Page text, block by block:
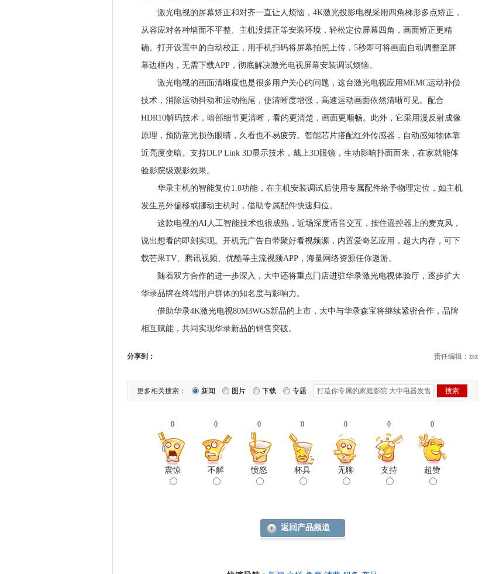
激光电视的屏幕矫正和对齐一直让人烦恼，4K激光投影电视采用四角梯形多点矫正，
从容应对各种墙面不平整、主机没摆正等安装环境，轻松定位屏幕四角，画面矫正更精
确。打开设置中的自动校正，用手机扫码将屏幕拍照上传，5秒即可将画面自动调整至屏
幕边框内，无需下载APP，彻底解决激光电视屏幕安装调试烦恼。
激光电视的画面清晰度也是很多用户关心的问题，这台激光电视应用MEMC运动补偿
技术，消除运动抖动和运动拖尾，使清晰度增强，高速运动画面依然清晰可见。配合
HDR10解码技术，暗部细节更清晰，看的更清楚，画面更顺畅。此外，它采用漫反射成像
原理，预防蓝光损伤眼睛，久看也不易疲劳。智能芯片搭配红外传感器，自动感知物体靠
近亮度变暗。支持DLP Link 3D显示技术，戴上3D眼镜，生动影响扑面而来，在家就能体
验影院级观影效果。
华录主机的智能复位1.0功能，在主机安装调试后使用专属配件给予物理定位，如主机
发生意外偏移或挪动主机时，借助专属配件快速归位。
这款电视的AI人工智能技术也很成熟，近场深度语音交互，按住遥控器上的麦克风，
说出想看的即刻实现。开机无广告自带聚好看视频源，内置爱奇艺应用，超大内存，可下
载芒果TV、腾讯视频、优酷等主流视频APP，海量网络资源任你遨游。
随着双方合作的进一步深入，大中还将重点门店进驻华录激光电视体验厅，逐步扩大
华录品牌在终端用户群体的知名度与影响力。
借助华录4K激光电视80M3WGS新品的上市，大中与华录森宝将继续紧密合作，品牌
相互赋能，共同实现华录新品的销售突破。
分享到： 责任编辑：zsz
更多相关搜索： 新闻 图片 下载 专题
0
震惊
0
不解
0
愤怒
0
杯具
0
无聊
0
支持
0
超赞
返回产品频道